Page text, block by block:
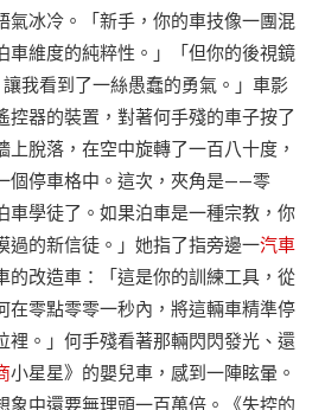
氣冰冷。「新手，你的車技像一團混
車維度的純粹性。」「但你的後視鏡
我看到了一絲愚蠢的勇氣。」車影
控器的裝置，對著何手殘的車子按了
脫落，在空中旋轉了一百八十度，
個停車格中。這次，夾角是——零
車學徒了。如果泊車是一種宗教，你
過的新信徒。」她指了指旁邊一汽車
的改造車：「這是你的訓練工具，從
在零點零零一秒內，將這輛車精準停
裡。」何手殘看著那輛閃閃發光、還
小星星》的嬰兒車，感到一陣眩暈。
象中還要無理頭一百萬倍。《失控的